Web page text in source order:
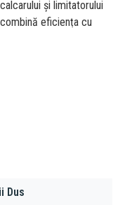
și limitatorului
eficiența cu
bilă îți permite să
pentru un confort
orice baie
Dus